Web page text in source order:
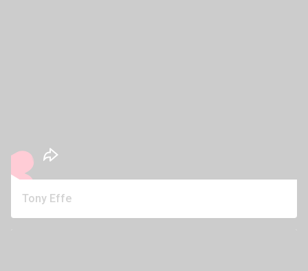
Tony Effe